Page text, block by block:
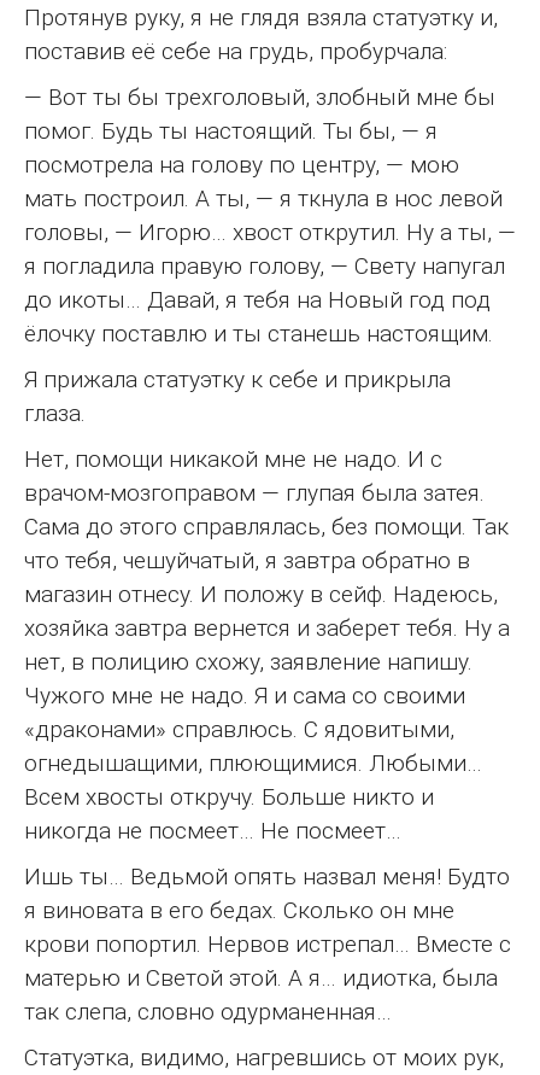
Протянув руку, я не глядя взяла статуэтку и,
поставив её себе на грудь, пробурчала:
— Вот ты бы трехголовый, злобный мне бы
помог. Будь ты настоящий. Ты бы, — я
посмотрела на голову по центру, — мою
мать построил. А ты, — я ткнула в нос левой
головы, — Игорю… хвост открутил. Ну а ты, —
я погладила правую голову, — Свету напугал
до икоты… Давай, я тебя на Новый год под
ёлочку поставлю и ты станешь настоящим.
Я прижала статуэтку к себе и прикрыла
глаза.
Нет, помощи никакой мне не надо. И с
врачом-мозгоправом — глупая была затея.
Сама до этого справлялась, без помощи. Так
что тебя, чешуйчатый, я завтра обратно в
магазин отнесу. И положу в сейф. Надеюсь,
хозяйка завтра вернется и заберет тебя. Ну а
нет, в полицию схожу, заявление напишу.
Чужого мне не надо. Я и сама со своими
«драконами» справлюсь. С ядовитыми,
огнедышащими, плюющимися. Любыми…
Всем хвосты откручу. Больше никто и
никогда не посмеет… Не посмеет…
Ишь ты… Ведьмой опять назвал меня! Будто
я виновата в его бедах. Сколько он мне
крови попортил. Нервов истрепал… Вместе с
матерью и Светой этой. А я… идиотка, была
так слепа, словно одурманенная…
Статуэтка, видимо, нагревшись от моих рук,